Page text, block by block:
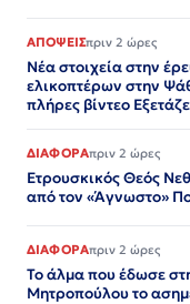
ΑΠΟΨΕΙΣπριν 2 ώρες
Νέα στοιχεία στην
ελικοπτέρων στην
πλήρες βίντεο
ΔΙΑΦΟΡΑπριν 2 ώρες
Ετρουσκικός Θεός
από τον «Άγνωστο»
ΔΙΑΦΟΡΑπριν 2 ώρες
Το άλμα που έδωσε
Μητροπούλου το